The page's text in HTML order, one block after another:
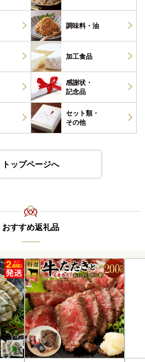
調味料・ 油
加工食品
感謝状・
記念品
セット類・
その他
トップページへ
おすすめ返礼品